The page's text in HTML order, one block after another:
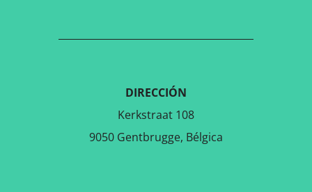
DIRECCIÓN
Kerkstraat 108
9050 Gentbrugge, Bélgica